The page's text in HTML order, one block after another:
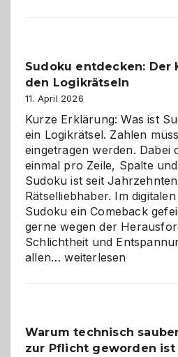
Sudoku entdecken: Der
den Logikrätseln
11. April 2026
Kurze Erklärung: Was ist
ein Logikrätsel. Zahlen
eingetragen werden. Dabei
einmal pro Zeile, Spalte
Sudoku ist seit
Rätselliebhaber. Im
Sudoku ein Comeback
gerne wegen der
Schlichtheit und
allen…Sudoku
den
Logikrätseln
weiterlesen
Warum technisch
zur Pflicht geworden ist